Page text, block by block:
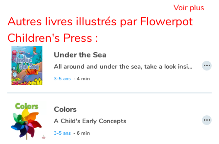
Rencontres et témoignages
Contes d'ici et d'ailleurs
Autour de la lecture
Apprendre à lire
Livre audio
Voir plus
Autres livres illustrés par Flowerpot
Children's Press :
Under the Sea
All around and under the sea, take a look inside and explore with me.
3-5 ans - 4 min
…
Colors
A Child's Early Concepts
3-5 ans - 6 min
…